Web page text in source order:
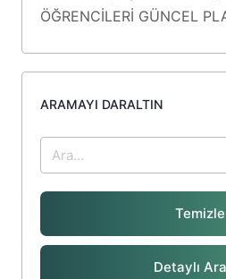
ÖĞRENCİLERİ GÜNCEL
ARAMAYI DARALTIN
Temizle
Detaylı